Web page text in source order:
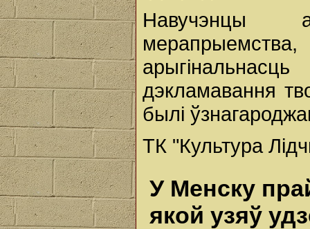
Навучэнцы
дэкламавання
былі
ТК "Культура
У Менску
якой узяў